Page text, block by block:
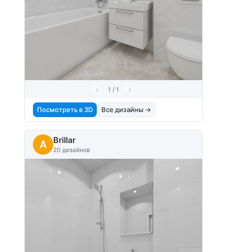
‹ 1 / 1 ›
Посмотреть в 3D Все дизайны →
A Brillar
20 дизайнов